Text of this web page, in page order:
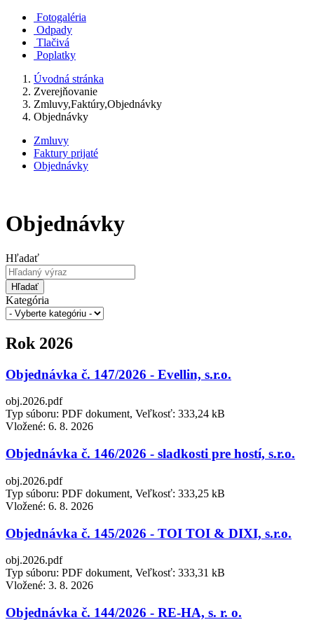
Fotogaléria
Odpady
Tlačivá
Poplatky
Úvodná stránka
Zverejňovanie
Zmluvy,Faktúry,Objednávky
Objednávky
Zmluvy
Faktury prijaté
Objednávky
Objednávky
Hľadať
Hľadať
Kategória
Rok 2026
Objednávka č. 147/2026 - Evellin, s.r.o.
obj.2026.pdf
Typ súboru: PDF dokument, Veľkosť: 333,24 kB
Vložené: 6. 8. 2026
Objednávka č. 146/2026 - sladkosti pre hostí, s.r.o.
obj.2026.pdf
Typ súboru: PDF dokument, Veľkosť: 333,25 kB
Vložené: 6. 8. 2026
Objednávka č. 145/2026 - TOI TOI & DIXI, s.r.o.
obj.2026.pdf
Typ súboru: PDF dokument, Veľkosť: 333,31 kB
Vložené: 3. 8. 2026
Objednávka č. 144/2026 - RE-HA, s. r. o.